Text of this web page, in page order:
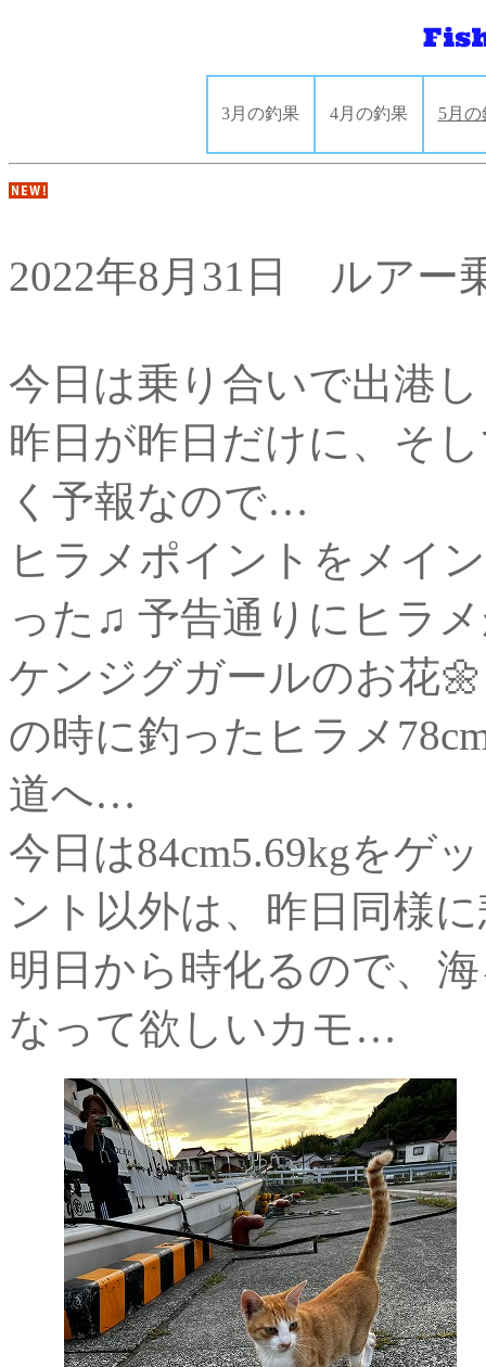
3月の釣果 4月の釣果 5月の
2022年8月31日 ルアー
今日は乗り合いで出港
昨日が昨日だけに、そ
く予報なので…
ヒラメポイントをメイ
った♫ 予告通りにヒラ
ケンジグガールのお花
の時に釣ったヒラメ
道へ…
今日は84cm5.69kgを
ント以外は、昨日同様
明日から時化るので、
なって欲しいカモ…